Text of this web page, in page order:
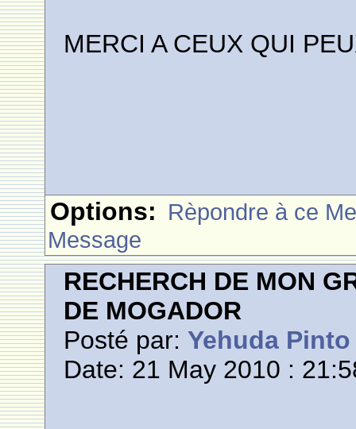
MERCI A CEUX QUI
Options: Rèpondre à ce
Message
RECHERCH DE MON
DE MOGADOR
Posté par: Yehuda Pinto
Date: 21 May 2010 :